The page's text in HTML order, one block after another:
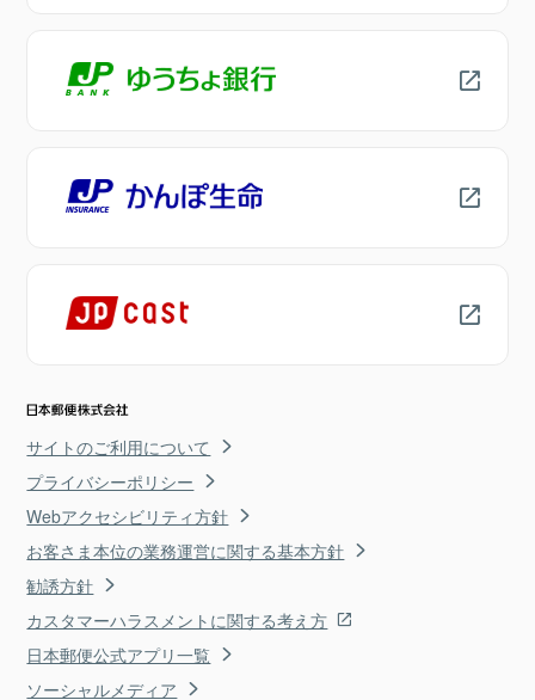
サイトのご利用について
プライバシーポリシー
Webアクセシビリティ方針
お客さま本位の業務運営に関する基本方針
勧誘方針
カスタマーハラスメントに関する考え方
日本郵便公式アプリ一覧
ソーシャルメディア